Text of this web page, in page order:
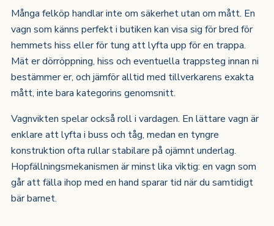
Många felköp handlar inte om säkerhet utan om mått. En
vagn som känns perfekt i butiken kan visa sig för bred för
hemmets hiss eller för tung att lyfta upp för en trappa.
Mät er dörröppning, hiss och eventuella trappsteg innan ni
bestämmer er, och jämför alltid med tillverkarens exakta
mått, inte bara kategorins genomsnitt.
Vagnvikten spelar också roll i vardagen. En lättare vagn är
enklare att lyfta i buss och tåg, medan en tyngre
konstruktion ofta rullar stabilare på ojämnt underlag.
Hopfällningsmekanismen är minst lika viktig: en vagn som
går att fälla ihop med en hand sparar tid när du samtidigt
bär barnet.